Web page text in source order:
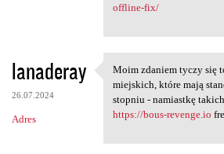
offline-fix/
lanaderay
26.07.2024
Adres
Moim zdaniem
Moim zdaniem tyczy się
miejskich, które mają
stopniu - namiastkę
https://bous-revenge.io